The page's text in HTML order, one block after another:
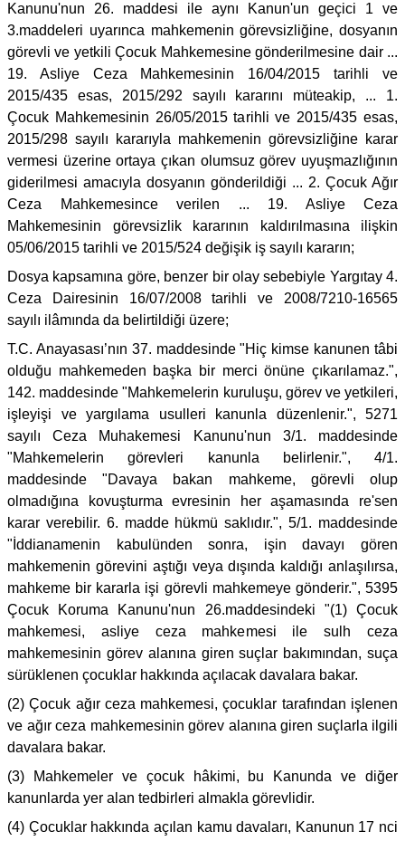
Kanunu'nun 26. maddesi ile aynı Kanun'un geçici 1 ve
3.maddeleri uyarınca mahkemenin görevsizliğine, dosyanın
görevli ve yetkili Çocuk Mahkemesine gönderilmesine dair ...
19. Asliye Ceza Mahkemesinin 16/04/2015 tarihli ve
2015/435 esas, 2015/292 sayılı kararını müteakip, ... 1.
Çocuk Mahkemesinin 26/05/2015 tarihli ve 2015/435 esas,
2015/298 sayılı kararıyla mahkemenin görevsizliğine karar
vermesi üzerine ortaya çıkan olumsuz görev uyuşmazlığının
giderilmesi amacıyla dosyanın gönderildiği ... 2. Çocuk Ağır
Ceza Mahkemesince verilen ... 19. Asliye Ceza
Mahkemesinin görevsizlik kararının kaldırılmasına ilişkin
05/06/2015 tarihli ve 2015/524 değişik iş sayılı kararın;
Dosya kapsamına göre, benzer bir olay sebebiyle Yargıtay 4.
Ceza Dairesinin 16/07/2008 tarihli ve 2008/7210-16565
sayılı ilâmında da belirtildiği üzere;
T.C. Anayasası’nın 37. maddesinde "Hiç kimse kanunen tâbi
olduğu mahkemeden başka bir merci önüne çıkarılamaz.",
142. maddesinde "Mahkemelerin kuruluşu, görev ve yetkileri,
işleyişi ve yargılama usulleri kanunla düzenlenir.", 5271
sayılı Ceza Muhakemesi Kanunu'nun 3/1. maddesinde
"Mahkemelerin görevleri kanunla belirlenir.", 4/1.
maddesinde "Davaya bakan mahkeme, görevli olup
olmadığına kovuşturma evresinin her aşamasında re'sen
karar verebilir. 6. madde hükmü saklıdır.", 5/1. maddesinde
"İddianamenin kabulünden sonra, işin davayı gören
mahkemenin görevini aştığı veya dışında kaldığı anlaşılırsa,
mahkeme bir kararla işi görevli mahkemeye gönderir.", 5395
Çocuk Koruma Kanunu'nun 26.maddesindeki "(1) Çocuk
mahkemesi, asliye ceza mahkemesi ile sulh ceza
mahkemesinin görev alanına giren suçlar bakımından, suça
sürüklenen çocuklar hakkında açılacak davalara bakar.
(2) Çocuk ağır ceza mahkemesi, çocuklar tarafından işlenen
ve ağır ceza mahkemesinin görev alanına giren suçlarla ilgili
davalara bakar.
(3) Mahkemeler ve çocuk hâkimi, bu Kanunda ve diğer
kanunlarda yer alan tedbirleri almakla görevlidir.
(4) Çocuklar hakkında açılan kamu davaları, Kanunun 17 nci